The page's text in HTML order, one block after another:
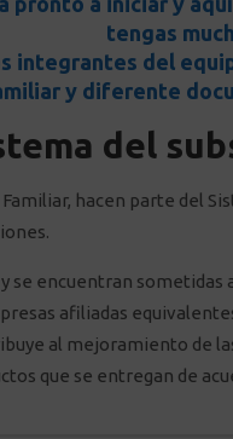
tengas
integrantes del
y diferente
del
Familiar, hacen parte del
se encuentran
afiliadas
al mejoramiento de
que se entregan de